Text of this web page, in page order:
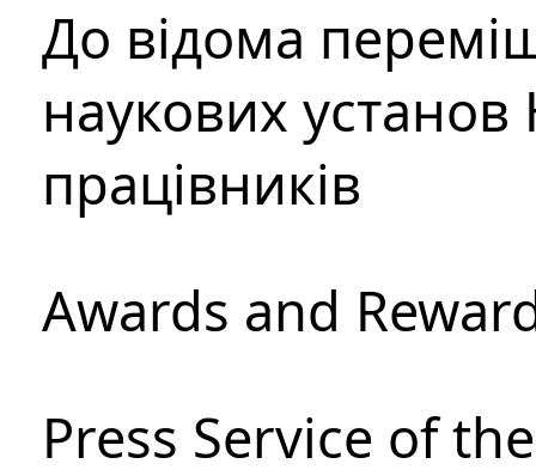
До відома
наукових установ
працівників
Awards and
Press Service of